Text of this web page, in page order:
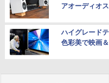
アオーディオ
ハイグレード
色彩美で映画